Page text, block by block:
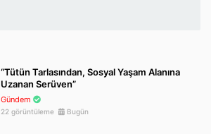
“Tütün Tarlasından, Sosyal Yaşam Alanına
Uzanan Serüven”
Gündem
22 görüntüleme Bugün